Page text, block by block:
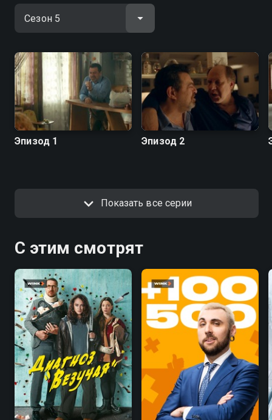
исчезающего вида людей, которые никогда не
разговаривали по скайпу, для которых письмо — это
исписанная буквами бумага в конверте, а самое
меняющийся мир, потому что «сейчас так принято» и
«ты живешь в 21 веке». Зрители помладше должны
узнать в нем своих родителей, зрители постарше
должны в нем узнать себя.
Посмотреть онлайн 5 сезон сериала Последний из
Магикян вы можете совершенно бесплатно в
Эпизод 1 Эпизод 2
Показать все серии
С этим смотрят
7.4 5.5 4.5